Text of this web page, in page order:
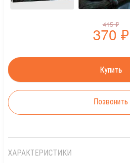
415₽
370 ₽
Позвонить
ХАРАКТЕРИСТИКИ